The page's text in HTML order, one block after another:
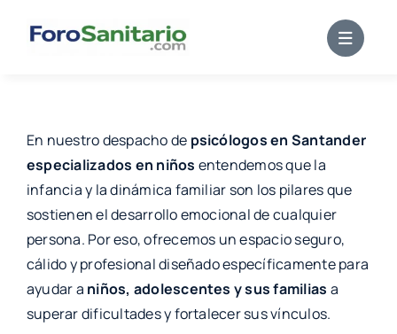
En nuestro despacho de psicólogos en Santander
especializados en niños entendemos que la
infancia y la dinámica familiar son los pilares que
sostienen el desarrollo emocional de cualquier
persona. Por eso, ofrecemos un espacio seguro,
cálido y profesional diseñado específicamente para
ayudar a niños, adolescentes y sus familias a
superar dificultades y fortalecer sus vínculos.